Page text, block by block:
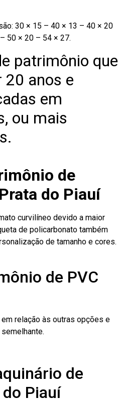
30 × 15 – 40 × 13 – 40 × 20
50 × 20 – 54 × 27.
patrimônio que
20 anos e
em
ou mais
de
do Piauí
curvilíneo devido a maior
de policarbonato também
de tamanho e cores.
de PVC
relação às outras opções e
de
Piauí